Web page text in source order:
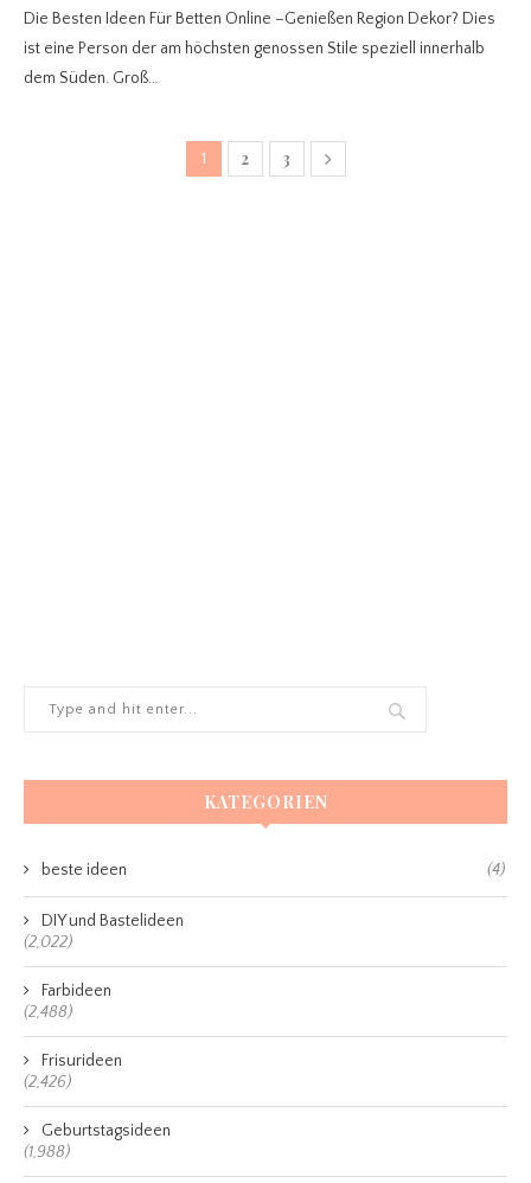
Die Besten Ideen Für Betten Online –Genießen Region Dekor? Dies
ist eine Person der am höchsten genossen Stile speziell innerhalb
dem Süden. Groß…
1 2 3
KATEGORIEN
beste ideen (4)
DIY und Bastelideen
(2,022)
Farbideen
(2,488)
Frisurideen
(2,426)
Geburtstagsideen
(1,988)